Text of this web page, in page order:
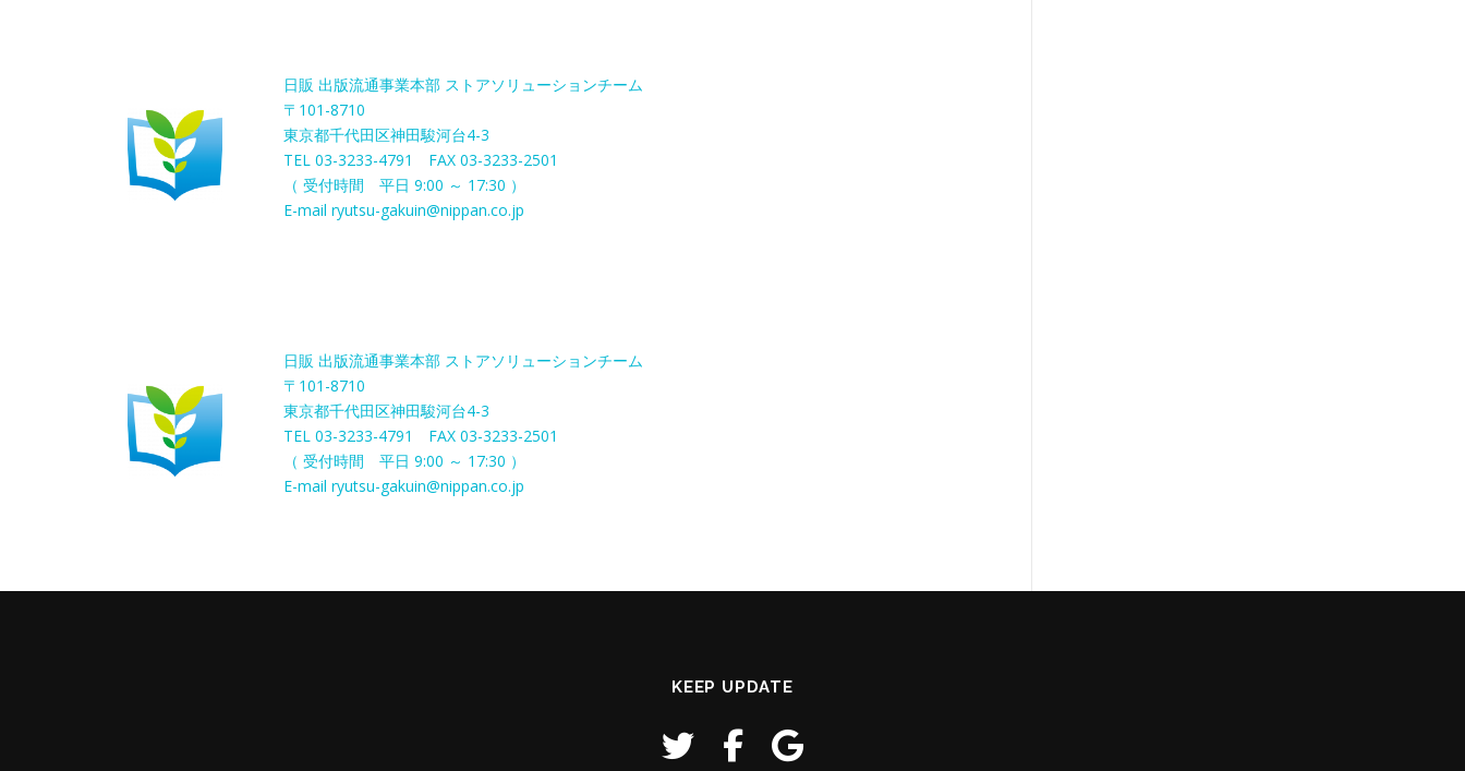
日販 出版流通事業本部 ストアソリューションチーム
〒101-8710
東京都千代田区神田駿河台4-3
TEL 03-3233-4791 FAX 03-3233-2501
（ 受付時間 平日 9:00 ～ 17:30 ）
E-mail ryutsu-gakuin@nippan.co.jp
日販 出版流通事業本部 ストアソリューションチーム
〒101-8710
東京都千代田区神田駿河台4-3
TEL 03-3233-4791 FAX 03-3233-2501
（ 受付時間 平日 9:00 ～ 17:30 ）
E-mail ryutsu-gakuin@nippan.co.jp
KEEP UPDATE